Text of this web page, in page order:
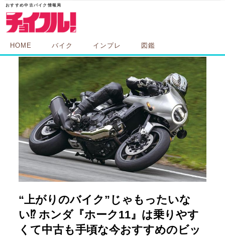
HOME バイク インプレ 図鑑
“上がりのバイク”じゃもったいな
い⁉ ホンダ『ホーク11』は乗りやす
くて中古も手頃な今おすすめのビッ